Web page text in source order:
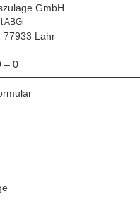
GmbH
ABGi
77933 Lahr
– 0